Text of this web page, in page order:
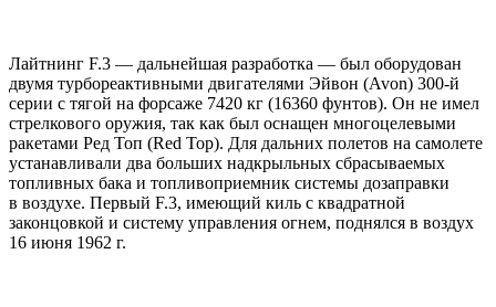
Лайтнинг F.3 — дальнейшая разработка — был оборудован
двумя турбореактивными двигателями Эйвон (Avon) 300-й
серии с тягой на форсаже 7420 кг (16360 фунтов). Он не имел
стрелкового оружия, так как был оснащен многоцелевыми
ракетами Ред Топ (Red Top). Для дальних полетов на самолете
устанавливали два больших надкрыльных сбрасываемых
топливных бака и топливоприемник системы дозаправки
в воздухе. Первый F.3, имеющий киль с квадратной
законцовкой и систему управления огнем, поднялся в воздух
16 июня 1962 г.